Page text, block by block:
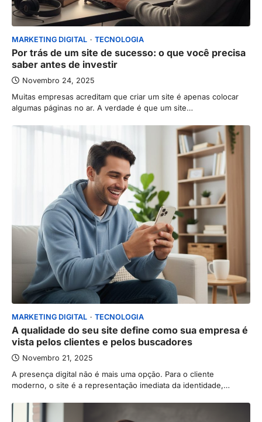
MARKETING DIGITAL TECNOLOGIA
Por trás de um site de sucesso: o que você precisa
saber antes de investir
Novembro 24, 2025
Muitas empresas acreditam que criar um site é apenas colocar
algumas páginas no ar. A verdade é que um site…
MARKETING DIGITAL TECNOLOGIA
A qualidade do seu site define como sua empresa é
vista pelos clientes e pelos buscadores
Novembro 21, 2025
A presença digital não é mais uma opção. Para o cliente
moderno, o site é a representação imediata da identidade,…